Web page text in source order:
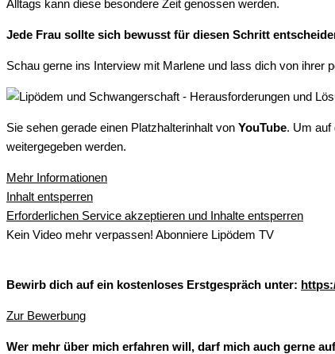
Alltags kann diese besondere Zeit genossen werden.
Jede Frau sollte sich bewusst für diesen Schritt
Schau gerne ins Interview mit Marlene und lass dich von ihrer
Sie sehen gerade einen Platzhalterinhalt von YouTube. Um auf
weitergegeben werden.
Mehr Informationen
Inhalt entsperren
Erforderlichen Service akzeptieren und Inhalte entsperren
Kein Video mehr verpassen! Abonniere Lipödem TV
Bewirb dich auf ein kostenloses Erstgespräch unter:
Zur Bewerbung
Wer mehr über mich erfahren will, darf mich auch gerne